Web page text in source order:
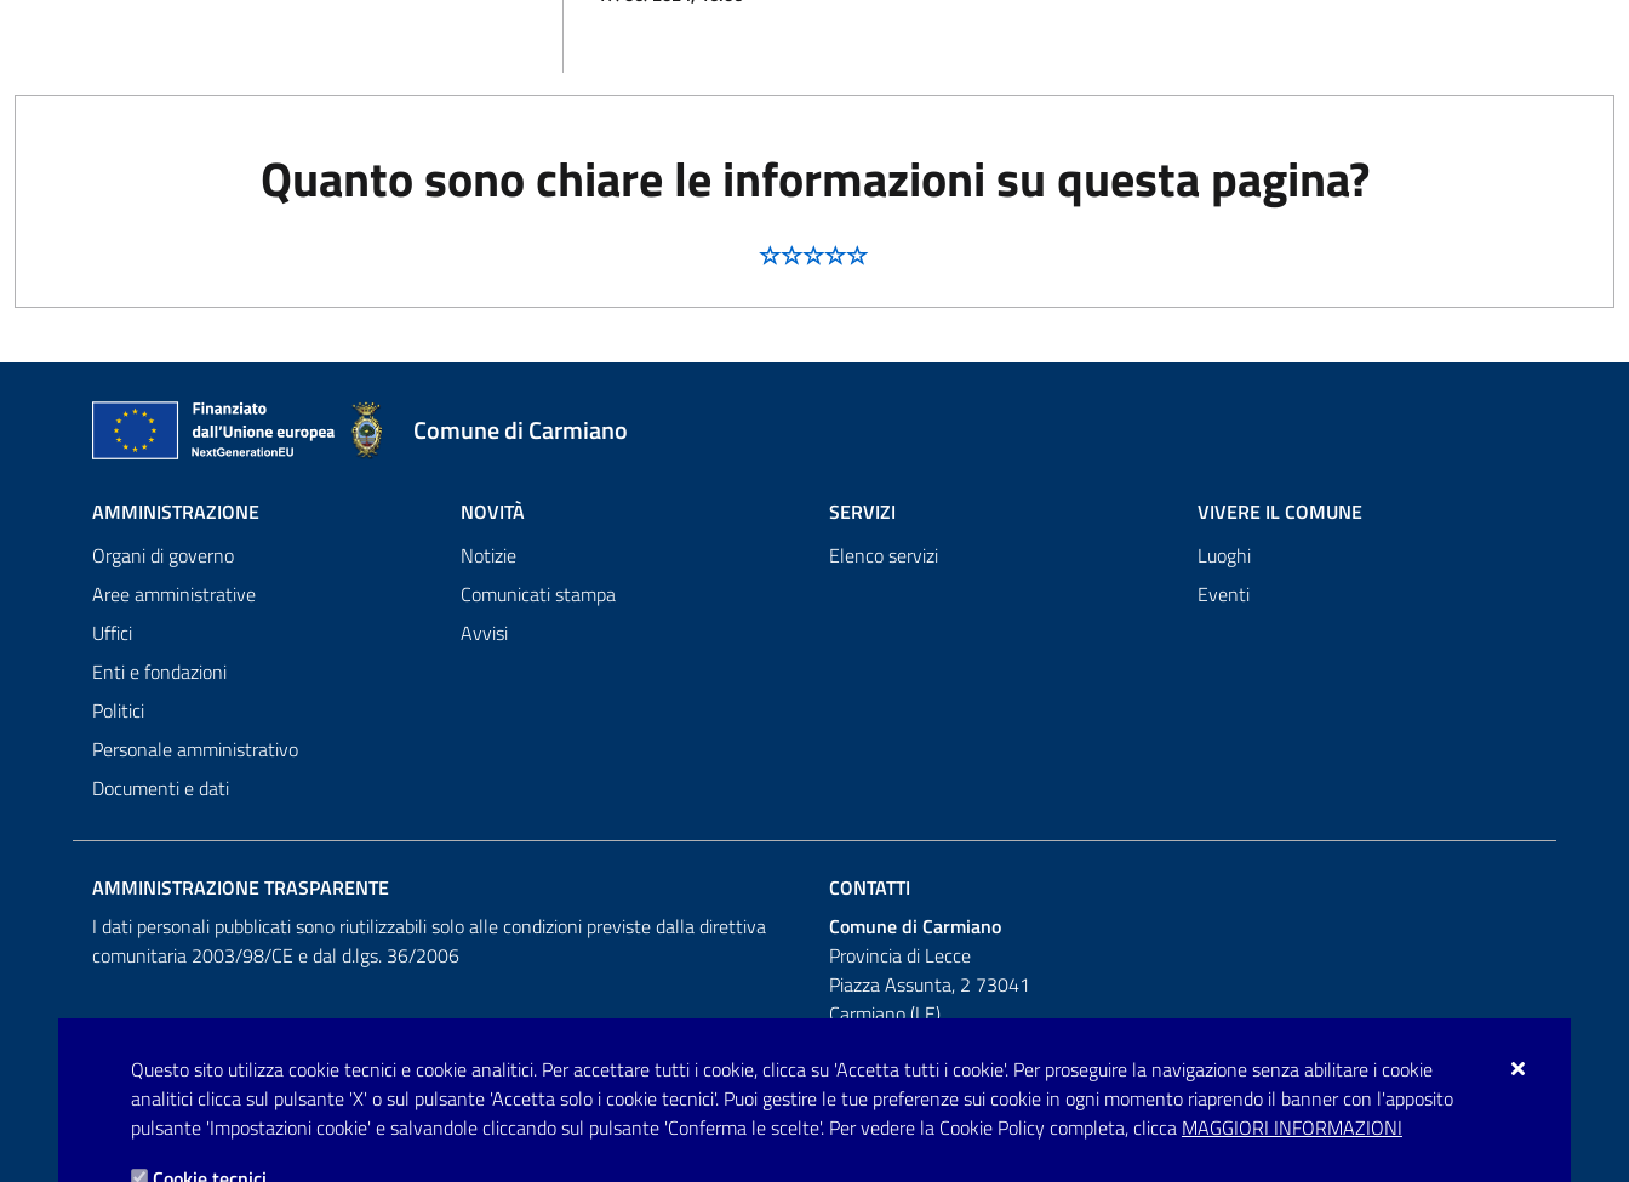
Questo sito utilizza cookie tecnici e cookie analitici. Per accettare tutti i cookie, clicca su 'Accetta tutti i cookie'. Per proseguire la navigazione senza abilitare i cookie
analitici clicca sul pulsante 'X' o sul pulsante 'Accetta solo i cookie tecnici'. Puoi gestire le tue preferenze sui cookie in ogni momento riaprendo il banner con l'apposito
pulsante 'Impostazioni cookie' e salvandole cliccando sul pulsante 'Conferma le scelte'. Per vedere la Cookie Policy completa, clicca MAGGIORI INFORMAZIONI
Quanto sono chiare le informazioni su questa pagina?
Comune di Carmiano
AMMINISTRAZIONE
Organi di governo
Aree amministrative
Uffici
Enti e fondazioni
Politici
Personale amministrativo
Documenti e dati
NOVITÀ
Notizie
Comunicati stampa
Avvisi
SERVIZI
Elenco servizi
VIVERE IL COMUNE
Luoghi
Eventi
AMMINISTRAZIONE TRASPARENTE
I dati personali pubblicati sono riutilizzabili solo alle condizioni previste dalla direttiva
comunitaria 2003/98/CE e dal d.lgs. 36/2006
CONTATTI
Comune di Carmiano
Provincia di Lecce
Piazza Assunta, 2 73041
Carmiano (LE)
Telefono: 0832 600001
Posta Elettronica Certificata: